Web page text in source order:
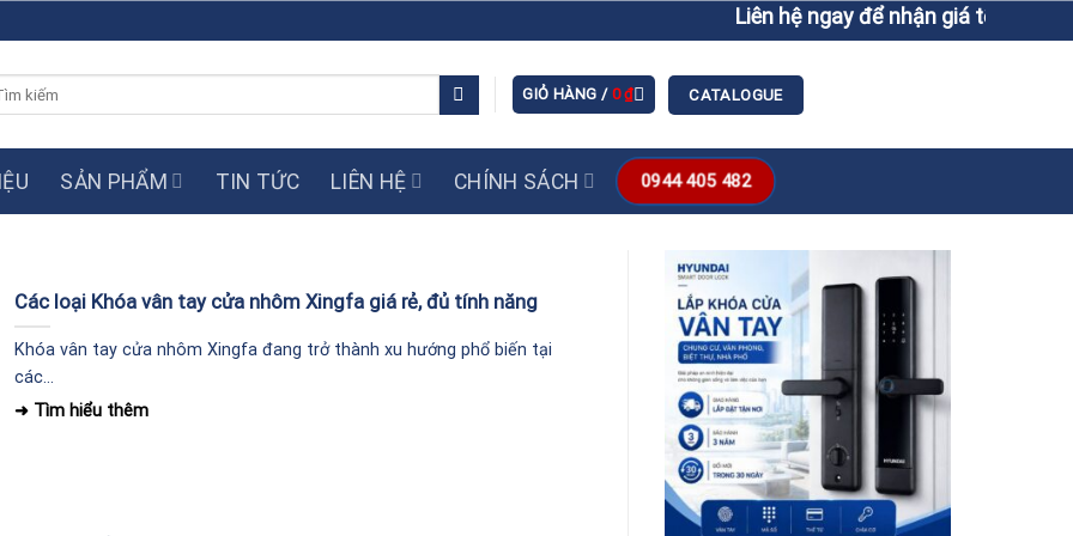
Liên hệ ngay để nhận giá tốt hơn giá
GIỎ HÀNG / 0₫ CATALOGUE
SẢN PHẨM TIN TỨC LIÊN HỆ CHÍNH SÁCH 0944 405 482
Các loại Khóa vân tay cửa nhôm Xingfa giá rẻ, đủ tính năng
Khóa vân tay cửa nhôm Xingfa đang trở thành xu hướng phổ biến tại
các...